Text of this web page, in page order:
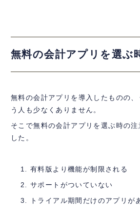
無料の会計アプリを選ぶ
無料の会計アプリを導入したものの
う人も少なくありません。
そこで無料の会計アプリを選ぶ時の注
した。
有料版より機能が制限される
サポートがついていない
トライアル期間だけのアプリが